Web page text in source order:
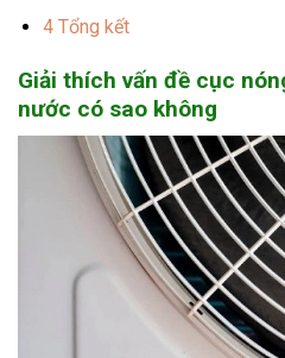
4Tổng kết
Giải thích vấn đề cục
nước có sao không